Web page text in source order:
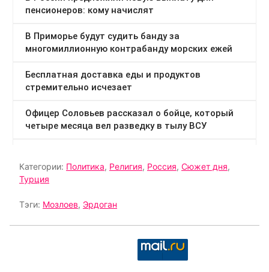
Категории: Политика, Религия, Россия, Сюжет дня,
Турция
Тэги: Мозлоев, Эрдоган